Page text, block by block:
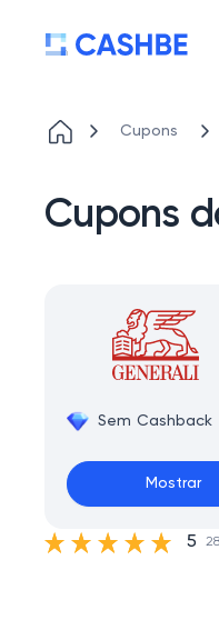
Cupons
Cupons
Sem Cashback
Mostrar
5